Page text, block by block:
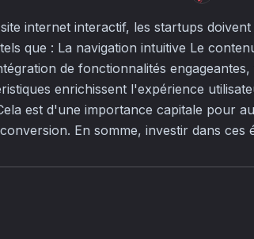
internet interactif, les startups
que : La navigation intuitive Le
de fonctionnalités engageantes,
enrichissent l'expérience
est d'une importance capitale pour
En somme, investir dans ces